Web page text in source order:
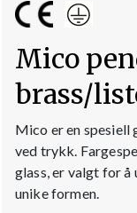
Mico
brass/
Mico er en spesiell
ved trykk.
glass, er valgt for
unike formen.